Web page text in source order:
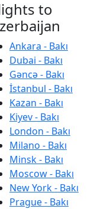
to
Ankara - Bakı
Dubai - Bakı
Gəncə - Bakı
İstanbul - Bakı
Kazan - Bakı
Kiyev - Bakı
London - Bakı
Milano - Bakı
Minsk - Bakı
Moscow - Bakı
New York - Bakı
Prague - Bakı